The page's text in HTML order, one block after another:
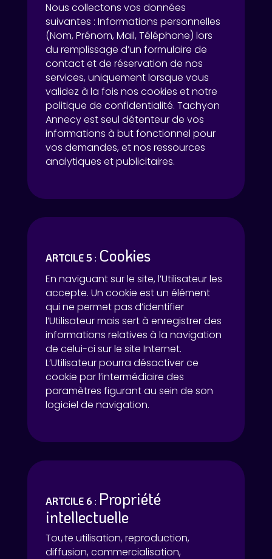
Nous collectons vos données
suivantes : Informations personnelles
(Nom, Prénom, Mail, Téléphone) lors
du remplissage d’un formulaire de
contact et de réservation de nos
services, uniquement lorsque vous
validez à la fois nos cookies et notre
politique de confidentialité. Tachyon
Annecy est seul détenteur de vos
informations à but fonctionnel pour
vos demandes, et nos ressources
analytiques et publicitaires.
ARTCILE 5 : Cookies
En naviguant sur le site, l’Utilisateur les
accepte. Un cookie est un élément
qui ne permet pas d’identifier
l’Utilisateur mais sert à enregistrer des
informations relatives à la navigation
de celui-ci sur le site Internet.
L’Utilisateur pourra désactiver ce
cookie par l’intermédiaire des
paramètres figurant au sein de son
logiciel de navigation.
ARTCILE 6 : Propriété
intellectuelle
Toute utilisation, reproduction,
diffusion, commercialisation,